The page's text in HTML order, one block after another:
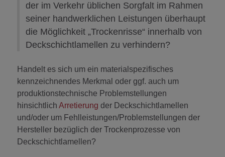
der im Verkehr üblichen Sorgfalt im Rahmen
seiner handwerklichen Leistungen überhaupt
die Möglichkeit „Trockenrisse“ innerhalb von
Deckschichtlamellen zu verhindern?
Handelt es sich um ein materialspezifisches
kennzeichnendes Merkmal oder ggf. auch um
produktionstechnische Problemstellungen
hinsichtlich Arretierung der Deckschichtlamellen
und/oder um Fehlleistungen/Problemstellungen der
Hersteller bezüglich der Trockenprozesse von
Deckschichtlamellen?